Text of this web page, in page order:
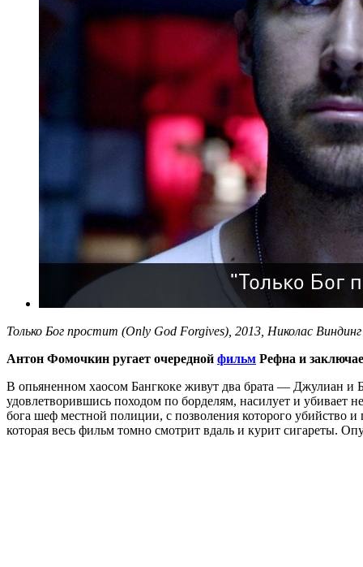
Только Бог простит (Only God Forgives), 2013, Николас
Антон Фомочкин ругает очередной фильм Рефна и
В опьяненном хаосом Бангкоке живут два брата — Джулиан
удовлетворившись походом по борделям, насилует и
бога шеф местной полиции, с позволения которого убийство и
которая весь фильм томно смотрит вдаль и курит сигареты.